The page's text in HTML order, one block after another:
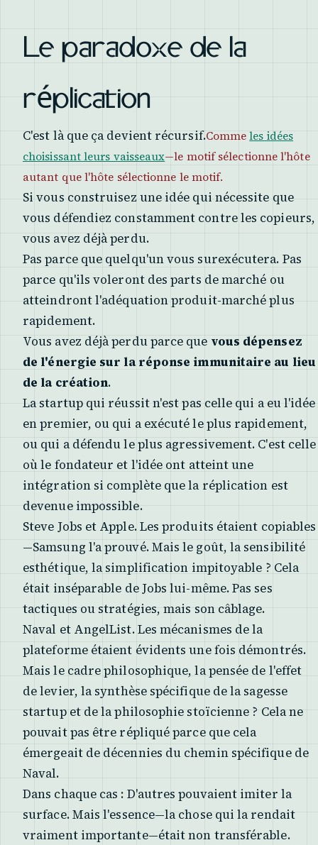
Le paradoxe de la
réplication
C'est là que ça devient récursif.Commeles idées
choisissant leurs vaisseaux—le motif sélectionne l'hôte
autant que l'hôte sélectionne le motif.
Si vous construisez une idée qui nécessite que
vous défendiez constamment contre les copieurs,
vous avez déjà perdu.
Pas parce que quelqu'un vous surexécutera. Pas
parce qu'ils voleront des parts de marché ou
atteindront l'adéquation produit-marché plus
rapidement.
Vous avez déjà perdu parce que vous dépensez
de l'énergie sur la réponse immunitaire au lieu
de la création.
La startup qui réussit n'est pas celle qui a eu l'idée
en premier, ou qui a exécuté le plus rapidement,
ou qui a défendu le plus agressivement. C'est celle
où le fondateur et l'idée ont atteint une
intégration si complète que la réplication est
devenue impossible.
Steve Jobs et Apple. Les produits étaient copiables
—Samsung l'a prouvé. Mais le goût, la sensibilité
esthétique, la simplification impitoyable ? Cela
était inséparable de Jobs lui-même. Pas ses
tactiques ou stratégies, mais son câblage.
Naval et AngelList. Les mécanismes de la
plateforme étaient évidents une fois démontrés.
Mais le cadre philosophique, la pensée de l'effet
de levier, la synthèse spécifique de la sagesse
startup et de la philosophie stoïcienne ? Cela ne
pouvait pas être répliqué parce que cela
émergeait de décennies du chemin spécifique de
Naval.
Dans chaque cas : D'autres pouvaient imiter la
surface. Mais l'essence—la chose qui la rendait
vraiment importante—était non transférable.